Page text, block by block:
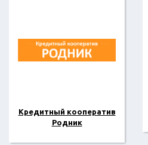
Кредитный кооператив
Родник